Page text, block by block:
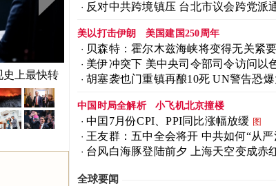
史上最快转
反对中共跨境镇压 台北市议会跨党派
美以打击伊朗 美国建国250周年
贝森特：霍尔木兹海峡将变得无关紧要
美伊冲突下 美中央司令部司令访问以
胡塞袭也门重镇再酿10死 UN警告恐
中国时局全解析 小飞机北京撞楼
中囯7月份CPI、PPI同比涨幅放缓 图
王友群：五中全会将开 中共如何“从严
台风白海豚登陆前夕 上海天空变成赤
全球要闻